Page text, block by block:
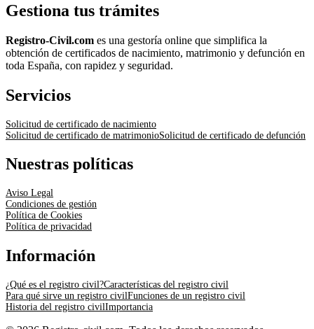
Gestiona tus trámites
Registro-Civil.com es una gestoría online que simplifica la
obtención de certificados de nacimiento, matrimonio y defunción en
toda España, con rapidez y seguridad.
Servicios
Solicitud de certificado de nacimiento
Solicitud de certificado de matrimonioSolicitud de certificado de defunción
Nuestras políticas
Aviso Legal
Condiciones de gestión
Política de Cookies
Política de privacidad
Información
¿Qué es el registro civil?Características del registro civil
Para qué sirve un registro civilFunciones de un registro civil
Historia del registro civilImportancia